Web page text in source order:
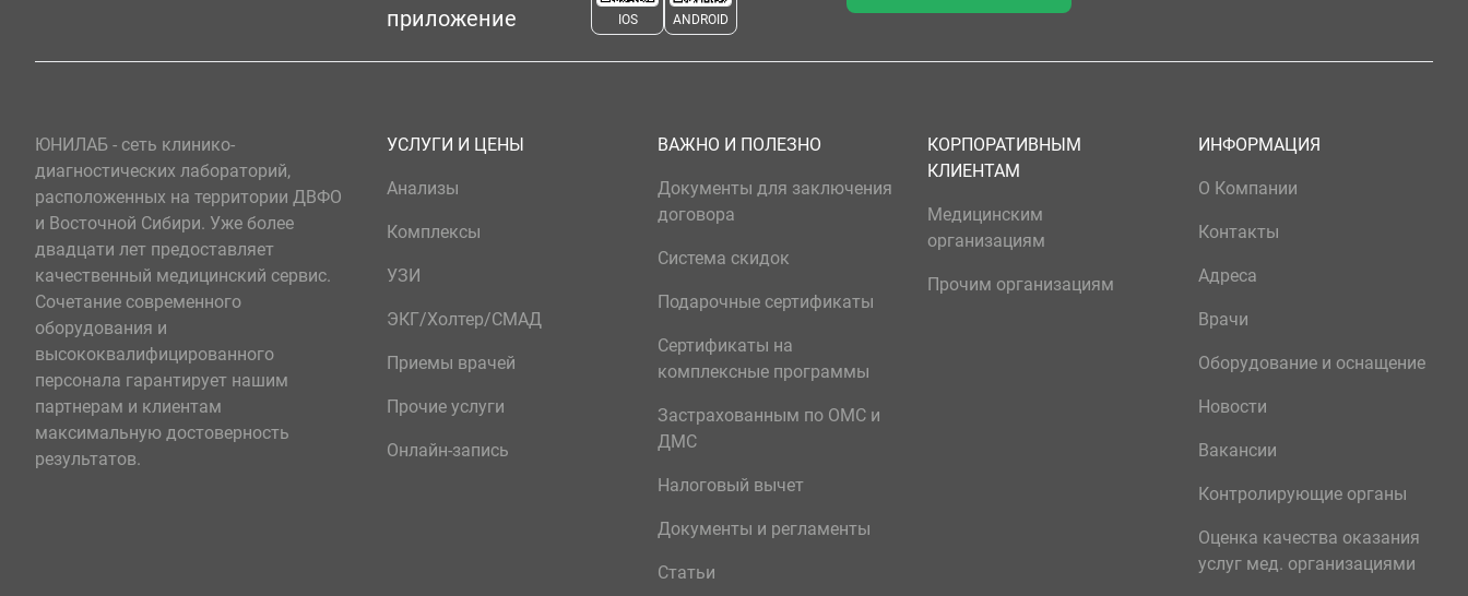
приложение
IOS ANDROID
ЮНИЛАБ - сеть клинико-
диагностических лабораторий,
расположенных на территории ДВФО
и Восточной Сибири. Уже более
двадцати лет предоставляет
качественный медицинский сервис.
Сочетание современного
оборудования и
высококвалифицированного
персонала гарантирует нашим
партнерам и клиентам
максимальную достоверность
результатов.
УСЛУГИ И ЦЕНЫ
Анализы
Комплексы
УЗИ
ЭКГ/Холтер/СМАД
Приемы врачей
Прочие услуги
Онлайн-запись
ВАЖНО И ПОЛЕЗНО
Документы для заключения
договора
Система скидок
Подарочные сертификаты
Сертификаты на
комплексные программы
Застрахованным по ОМС и
ДМС
Налоговый вычет
Документы и регламенты
Статьи
КОРПОРАТИВНЫМ
КЛИЕНТАМ
Медицинским
организациям
Прочим организациям
ИНФОРМАЦИЯ
О Компании
Контакты
Адреса
Врачи
Оборудование и оснащение
Новости
Вакансии
Контролирующие органы
Оценка качества оказания
услуг мед. организациями